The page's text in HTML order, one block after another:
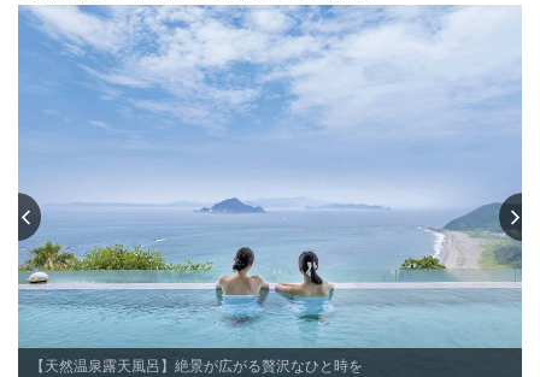
大人も子どももたのしめる、伊良湖岬を一望できる絶景の屋外プール。
水深40㎝のお子様専用プールもあり、安心してお子様と遊ぶことができま
チェックイン15:00〜19:30
チェックアウト 〜10:00
【天然温泉露天風呂】絶景が広がる贅沢なひと時を